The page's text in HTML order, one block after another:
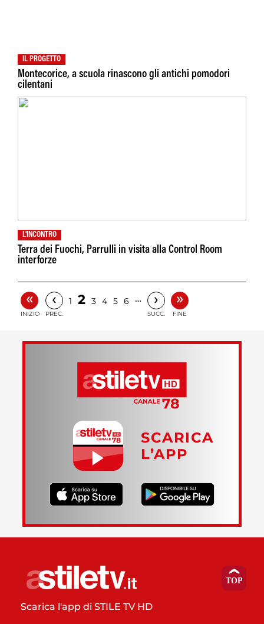
IL PROGETTO
Montecorice, a scuola rinascono gli antichi pomodori
cilentani
L'INCONTRO
Terra dei Fuochi, Parrulli in visita alla Control Room
interforze
«
INIZIO
‹
PREC.
1 2 3 4 5 6 … ›
SUCC.
»
FINE
SCARICA
L’APP
Scarica l'app di STILE TV HD